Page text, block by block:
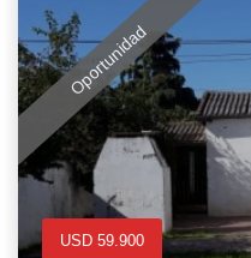
Oportunidad
USD 59.900